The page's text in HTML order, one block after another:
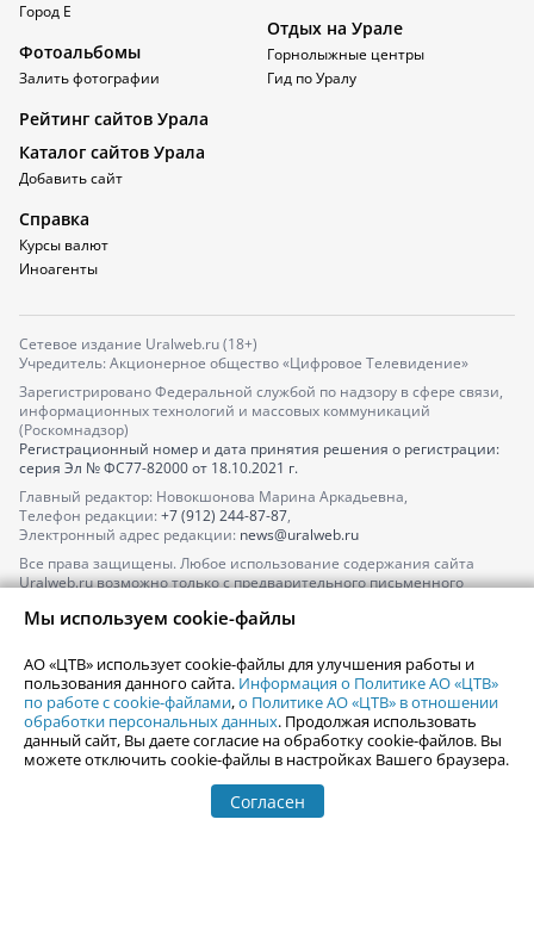
Город Е
Фотоальбомы
Залить фотографии
Отдых на Урале
Горнолыжные центры
Гид по Уралу
Рейтинг сайтов Урала
Каталог сайтов Урала
Добавить сайт
Справка
Курсы валют
Иноагенты
Сетевое издание Uralweb.ru (18+)
Учредитель: Акционерное общество «Цифровое Телевидение»
Зарегистрировано Федеральной службой по надзору в сфере связи,
информационных технологий и массовых коммуникаций
(Роскомнадзор)
Регистрационный номер и дата принятия решения о регистрации:
серия Эл № ФС77-82000от 18.10.2021 г.
Главный редактор: Новокшонова Марина Аркадьевна,
Телефон редакции: +7 (912) 244-87-87,
Электронный адрес редакции: news@uralweb.ru
Все права защищены. Любое использование содержания сайта
Uralweb.ru возможно только с предварительного письменного
По вопросам размещения рекламы обращайтесь по тел.
По вопросам размещения информации в разделе «Афиша»
afisha@uralweb.ru
Пользовательское соглашение на использование сайта
Политика АО «ЦТВ» в отношении обработки персональных данных
Мы используем cookie-файлы
АО «ЦТВ» использует cookie-файлы для улучшения работы и
пользования данного сайта. Информация о Политике АО «ЦТВ»
по работе с cookie-файлами,о Политике АО «ЦТВ» в отношении
обработки персональных данных. Продолжая использовать
данный сайт, Вы даете согласие на обработку cookie-файлов. Вы
можете отключить cookie-файлы в настройках Вашего браузера.
Согласен